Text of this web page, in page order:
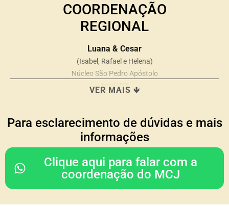
COORDENAÇÃO
REGIONAL
Luana & Cesar
(Isabel, Rafael e Helena)
Núcleo São Pedro Apóstolo
Ivoti/ RS
COORDENAÇÃO DO
CONSELHO REGIONAL
Rodrigo & Simone
(Julia, João Paulo e Mariana)
Nossa Senhora da Glória
VER MAIS 🡻
Para esclarecimento de dúvidas e mais
informações
Clique aqui para falar com a
coordenação do MCJ